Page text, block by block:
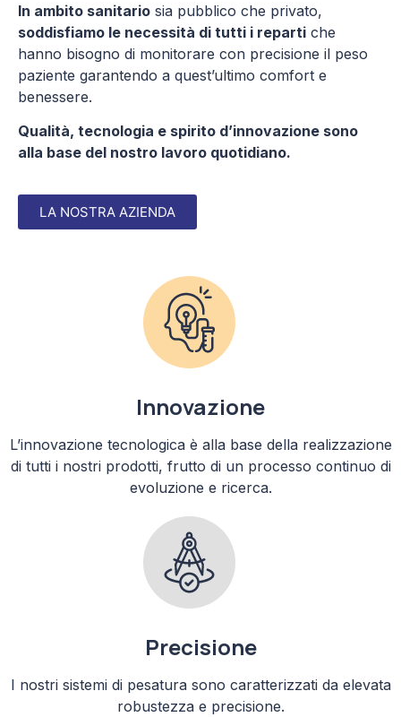
In ambito sanitario sia pubblico che privato,
soddisfiamo le necessità di tutti i reparti che
hanno bisogno di monitorare con precisione il peso
paziente garantendo a quest’ultimo comfort e
benessere.
Qualità, tecnologia e spirito d’innovazione sono
alla base del nostro lavoro quotidiano.
LA NOSTRA AZIENDA
Innovazione
L’innovazione tecnologica è alla base della realizzazione
di tutti i nostri prodotti, frutto di un processo continuo di
evoluzione e ricerca.
Precisione
I nostri sistemi di pesatura sono caratterizzati da elevata
robustezza e precisione.